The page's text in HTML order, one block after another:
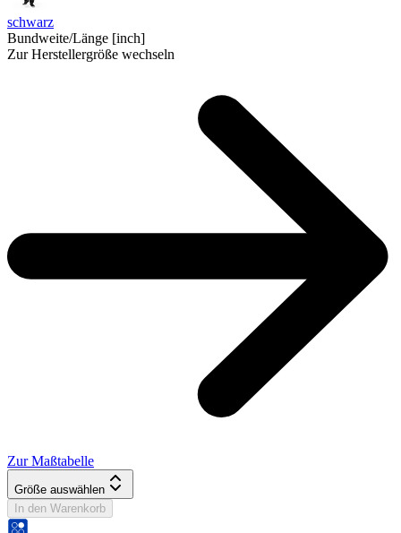
schwarz
Bundweite/Länge [inch]
Zur Herstellergröße wechseln
Zur Maßtabelle
Größe auswählen
In den Warenkorb